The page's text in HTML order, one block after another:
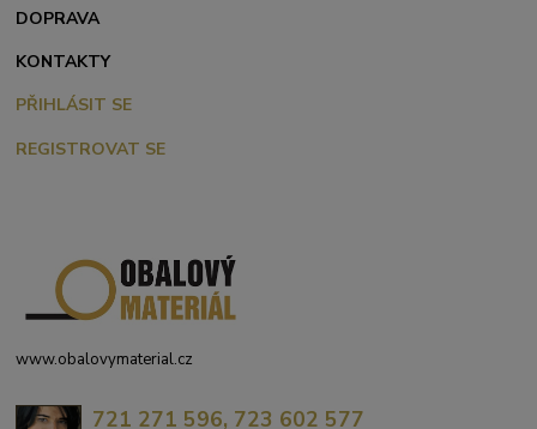
DOPRAVA
KONTAKTY
PŘIHLÁSIT SE
REGISTROVAT SE
www.obalovymaterial.cz
721 271 596, 723 602 577